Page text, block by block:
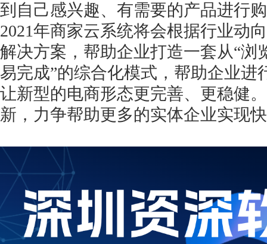
到自己感兴趣、有需要的产品进行
2021年商家云系统将会根据行业动
解决方案，帮助企业打造一套从“浏
易完成”的综合化模式，帮助企业进
让新型的电商形态更完善、更稳健
新，力争帮助更多的实体企业实现